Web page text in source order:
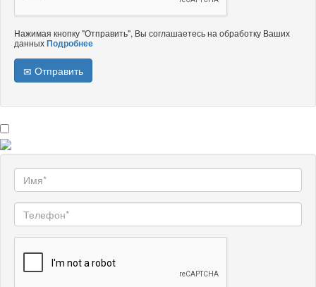
Нажимая кнопку "Отправить", Вы соглашаетесь на обработку Ваших
данныхПодробнее
Отправить